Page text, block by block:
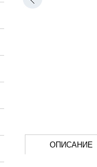
ОПИСАНИЕ